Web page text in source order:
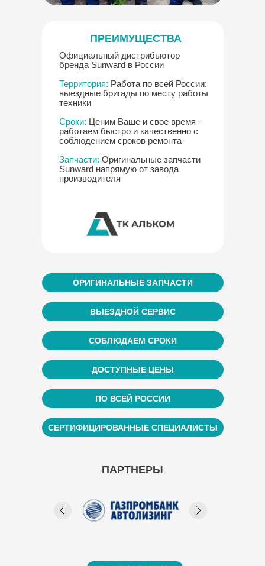
ОРИГИНАЛЬНЫЕ ЗАПЧАСТИ
ВЫЕЗДНОЙ СЕРВИС
СОБЛЮДАЕМ СРОКИ
ДОСТУПНЫЕ ЦЕНЫ
ПО ВСЕЙ РОССИИ
СЕРТИФИЦИРОВАННЫЕ СПЕЦИАЛИСТЫ
ПАРТНЕРЫ
Официальный дистрибьютор
бренда Sunward в России
Территория: Работа по всей России:
выездные бригады по месту работы
техники
Сроки: Ценим Ваше и свое время –
работаем быстро и качественно с
соблюдением сроков ремонта
Запчасти: Оригинальные запчасти
Sunward напрямую от завода
производителя
ПРЕИМУЩЕСТВА